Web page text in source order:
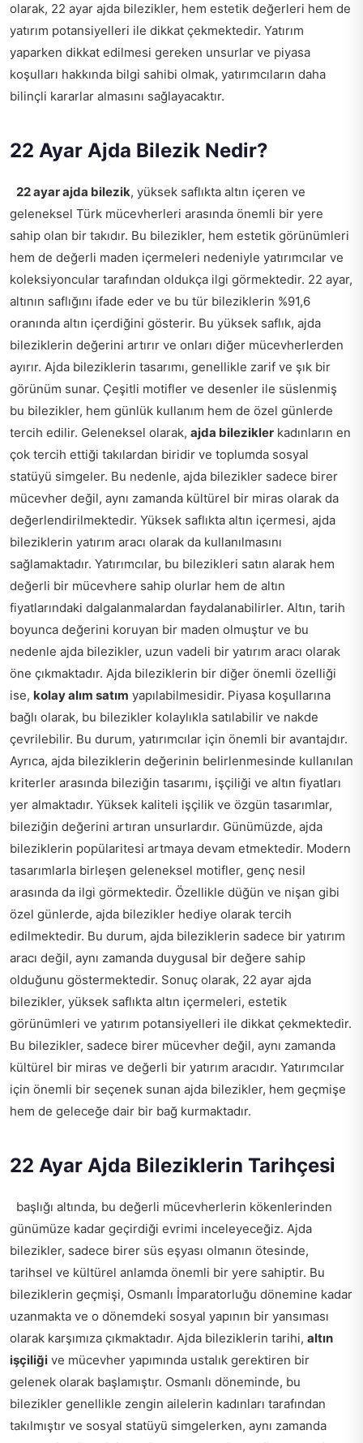
olarak, 22 ayar ajda bilezikler, hem estetik değerleri hem de
yatırım potansiyelleri ile dikkat çekmektedir. Yatırım
yaparken dikkat edilmesi gereken unsurlar ve piyasa
koşulları hakkında bilgi sahibi olmak, yatırımcıların daha
bilinçli kararlar almasını sağlayacaktır.
22 Ayar Ajda Bilezik Nedir?
22 ayar ajda bilezik, yüksek saflıkta altın içeren ve
geleneksel Türk mücevherleri arasında önemli bir yere
sahip olan bir takıdır. Bu bilezikler, hem estetik görünümleri
hem de değerli maden içermeleri nedeniyle yatırımcılar ve
koleksiyoncular tarafından oldukça ilgi görmektedir. 22 ayar,
altının saflığını ifade eder ve bu tür bileziklerin %91,6
oranında altın içerdiğini gösterir. Bu yüksek saflık, ajda
bileziklerin değerini artırır ve onları diğer mücevherlerden
ayırır. Ajda bileziklerin tasarımı, genellikle zarif ve şık bir
görünüm sunar. Çeşitli motifler ve desenler ile süslenmiş
bu bilezikler, hem günlük kullanım hem de özel günlerde
tercih edilir. Geleneksel olarak, ajda bilezikler kadınların en
çok tercih ettiği takılardan biridir ve toplumda sosyal
statüyü simgeler. Bu nedenle, ajda bilezikler sadece birer
mücevher değil, aynı zamanda kültürel bir miras olarak da
değerlendirilmektedir. Yüksek saflıkta altın içermesi, ajda
bileziklerin yatırım aracı olarak da kullanılmasını
sağlamaktadır. Yatırımcılar, bu bilezikleri satın alarak hem
değerli bir mücevhere sahip olurlar hem de altın
fiyatlarındaki dalgalanmalardan faydalanabilirler. Altın, tarih
boyunca değerini koruyan bir maden olmuştur ve bu
nedenle ajda bilezikler, uzun vadeli bir yatırım aracı olarak
öne çıkmaktadır. Ajda bileziklerin bir diğer önemli özelliği
ise, kolay alım satım yapılabilmesidir. Piyasa koşullarına
bağlı olarak, bu bilezikler kolaylıkla satılabilir ve nakde
çevrilebilir. Bu durum, yatırımcılar için önemli bir avantajdır.
Ayrıca, ajda bileziklerin değerinin belirlenmesinde kullanılan
kriterler arasında bileziğin tasarımı, işçiliği ve altın fiyatları
yer almaktadır. Yüksek kaliteli işçilik ve özgün tasarımlar,
bileziğin değerini artıran unsurlardır. Günümüzde, ajda
bileziklerin popülaritesi artmaya devam etmektedir. Modern
tasarımlarla birleşen geleneksel motifler, genç nesil
arasında da ilgi görmektedir. Özellikle düğün ve nişan gibi
özel günlerde, ajda bilezikler hediye olarak tercih
edilmektedir. Bu durum, ajda bileziklerin sadece bir yatırım
aracı değil, aynı zamanda duygusal bir değere sahip
olduğunu göstermektedir. Sonuç olarak, 22 ayar ajda
bilezikler, yüksek saflıkta altın içermeleri, estetik
görünümleri ve yatırım potansiyelleri ile dikkat çekmektedir.
Bu bilezikler, sadece birer mücevher değil, aynı zamanda
kültürel bir miras ve değerli bir yatırım aracıdır. Yatırımcılar
için önemli bir seçenek sunan ajda bilezikler, hem geçmişe
hem de geleceğe dair bir bağ kurmaktadır.
22 Ayar Ajda Bileziklerin Tarihçesi
başlığı altında, bu değerli mücevherlerin kökenlerinden
günümüze kadar geçirdiği evrimi inceleyeceğiz. Ajda
bilezikler, sadece birer süs eşyası olmanın ötesinde,
tarihsel ve kültürel anlamda önemli bir yere sahiptir. Bu
bileziklerin geçmişi, Osmanlı İmparatorluğu dönemine kadar
uzanmakta ve o dönemdeki sosyal yapının bir yansıması
olarak karşımıza çıkmaktadır. Ajda bileziklerin tarihi, altın
işçiliği ve mücevher yapımında ustalık gerektiren bir
gelenek olarak başlamıştır. Osmanlı döneminde, bu
bilezikler genellikle zengin ailelerin kadınları tarafından
takılmıştır ve sosyal statüyü simgelerken, aynı zamanda